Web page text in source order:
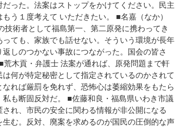
った。法案はストップをかけてください。民主
う１度考えて いただきたい。 ■名嘉（なか）
術者として福島第一、第二原発に携わってき
ても、家族でも話せない。そういう環境が長年
しのつかない事故につながった。国会の皆さ
木貢・弁護士 法案が通れば、原発問題まで軒
何が特定秘密として指定されているのかされて
れば厳罰を免れず、恐怖心は萎縮効果をもたら
も断固反対だ。 ■佐藤和良・福島県いわき市議
れ、市民の安全に関わる情報が非公開になる
む。反対、廃案を求めるのが国民の圧倒的な声